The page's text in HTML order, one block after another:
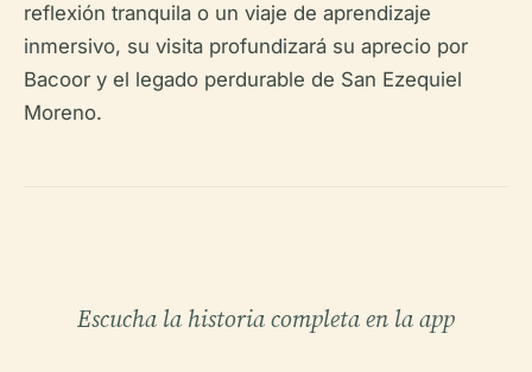
reflexión tranquila o un viaje de aprendizaje
inmersivo, su visita profundizará su aprecio por
Bacoor y el legado perdurable de San Ezequiel
Moreno.
Escucha la historia completa en la app